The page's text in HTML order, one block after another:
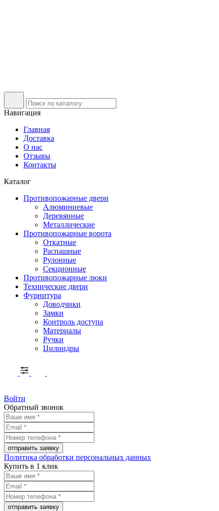
Навигация
Главная
Доставка
О нас
Отзывы
Контакты
Каталог
Противопожарные двери
Алюминиевые
Деревянные
Металлические
Противопожарные ворота
Откатные
Распашные
Рулонные
Секционные
Противопожарные люки
Технические двери
Фурнитура
Доводчики
Замки
Контроль доступа
Материалы
Ручки
Цилиндры
Войти
Обратный звонок
Политика обработки персональных данных
Купить в 1 клик